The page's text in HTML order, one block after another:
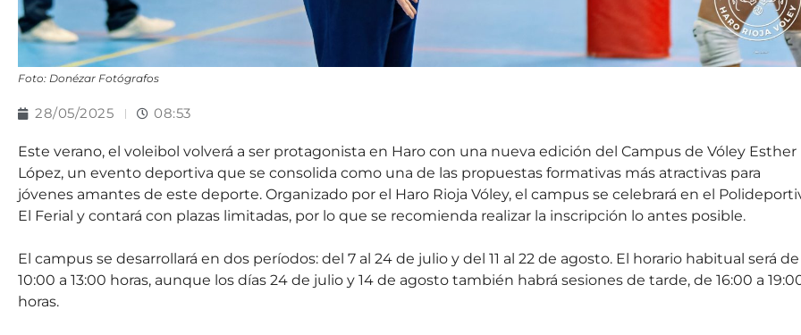
Foto: Donézar Fotógrafos
28/05/2025 08:53
Este verano, el voleibol volverá a ser protagonista en Haro con una nueva edición del Campus de Vóley Esther
López, un evento deportiva que se consolida como una de las propuestas formativas más atractivas para
jóvenes amantes de este deporte. Organizado por el Haro Rioja Vóley, el campus se celebrará en el
El Ferial y contará con plazas limitadas, por lo que se recomienda realizar la inscripción lo antes posible.
El campus se desarrollará en dos períodos: del 7 al 24 de julio y del 11 al 22 de agosto. El horario habitual será de
10:00 a 13:00 horas, aunque los días 24 de julio y 14 de agosto también habrá sesiones de tarde, de 16:00 a
horas.